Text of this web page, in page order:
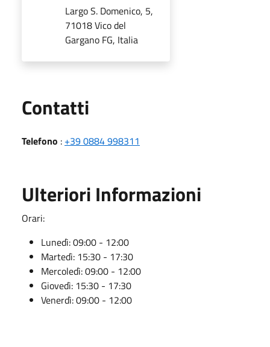
Largo S. Domenico, 5,
71018 Vico del
Gargano FG, Italia
Contatti
Telefono : +39 0884 998311
Ulteriori Informazioni
Orari:
Lunedì: 09:00 - 12:00
Martedì: 15:30 - 17:30
Mercoledì: 09:00 - 12:00
Giovedì: 15:30 - 17:30
Venerdì: 09:00 - 12:00